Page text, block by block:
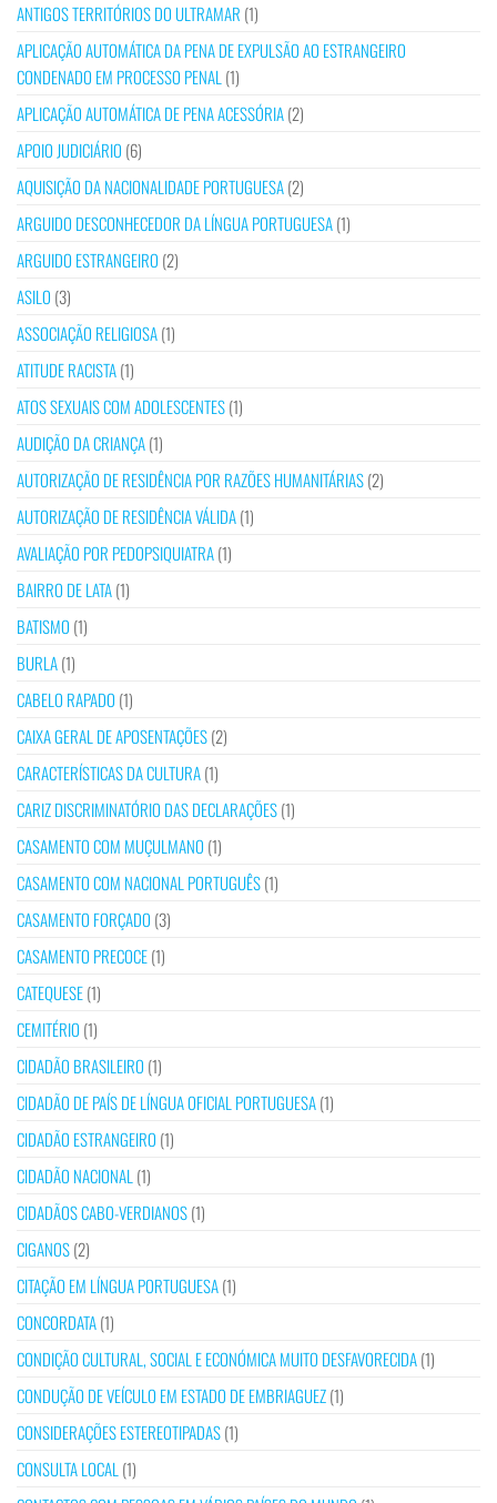
ANTIGOS TERRITÓRIOS DO ULTRAMAR (1)
APLICAÇÃO AUTOMÁTICA DA PENA DE EXPULSÃO AO ESTRANGEIRO
CONDENADO EM PROCESSO PENAL (1)
APLICAÇÃO AUTOMÁTICA DE PENA ACESSÓRIA(2)
APOIO JUDICIÁRIO (6)
AQUISIÇÃO DA NACIONALIDADE PORTUGUESA(2)
ARGUIDO DESCONHECEDOR DA LÍNGUA PORTUGUESA(1)
ARGUIDO ESTRANGEIRO (2)
ASILO (3)
ASSOCIAÇÃO RELIGIOSA(1)
ATITUDE RACISTA(1)
ATOS SEXUAIS COM ADOLESCENTES(1)
AUDIÇÃO DA CRIANÇA(1)
AUTORIZAÇÃO DE RESIDÊNCIA POR RAZÕES HUMANITÁRIAS(2)
AUTORIZAÇÃO DE RESIDÊNCIA VÁLIDA(1)
AVALIAÇÃO POR PEDOPSIQUIATRA(1)
BAIRRO DE LATA(1)
BATISMO (1)
BURLA(1)
CABELO RAPADO (1)
CAIXA GERAL DE APOSENTAÇÕES(2)
CARACTERÍSTICAS DA CULTURA(1)
CARIZ DISCRIMINATÓRIO DAS DECLARAÇÕES(1)
CASAMENTO COM MUÇULMANO (1)
CASAMENTO COM NACIONAL PORTUGUÊS(1)
CASAMENTO FORÇADO (3)
CASAMENTO PRECOCE(1)
CATEQUESE(1)
CEMITÉRIO (1)
CIDADÃO BRASILEIRO (1)
CIDADÃO DE PAÍS DE LÍNGUA OFICIAL PORTUGUESA(1)
CIDADÃO ESTRANGEIRO (1)
CIDADÃO NACIONAL (1)
CIDADÃOS CABO-VERDIANOS(1)
CIGANOS(2)
CITAÇÃO EM LÍNGUA PORTUGUESA(1)
CONCORDATA(1)
CONDIÇÃO CULTURAL, SOCIAL E ECONÓMICA MUITO DESFAVORECIDA(1)
CONDUÇÃO DE VEÍCULO EM ESTADO DE EMBRIAGUEZ(1)
CONSIDERAÇÕES ESTEREOTIPADAS(1)
CONSULTA LOCAL (1)